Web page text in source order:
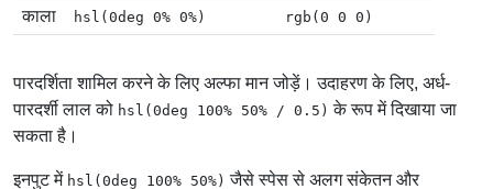
काला hsl(0deg 0% 0%) rgb(0 0 0)
पारदर्शिता शामिल करने के लिए अल्फा मान जोड़ें। उदाहरण के लिए, अर्ध-
पारदर्शी लाल को hsl(0deg 100% 50% / 0.5) के रूप में दिखाया जा
सकता है।
इनपुट में hsl(0deg 100% 50%) जैसे स्पेस से अलग संकेतन और